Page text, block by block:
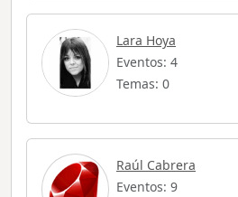
Lara Hoya
Eventos: 4
Temas: 0
Raúl Cabrera
Eventos: 9